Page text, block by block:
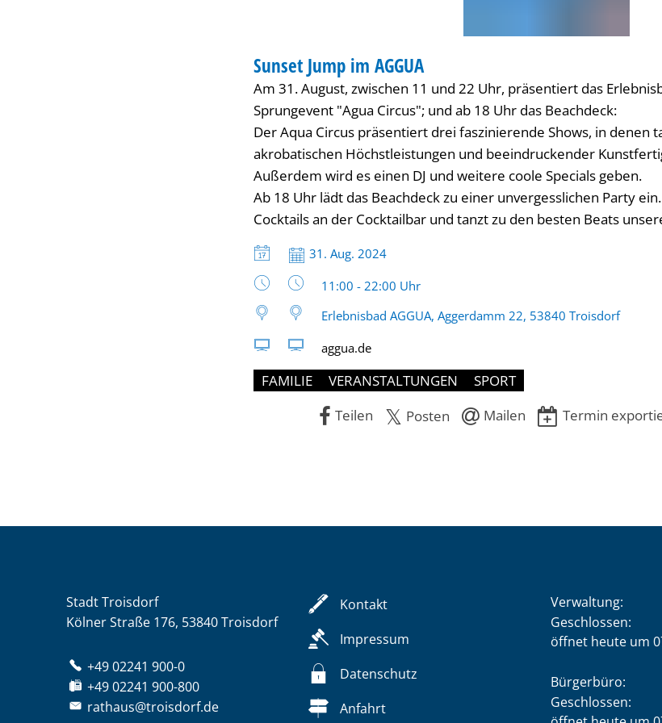
KATEGORIE: KINDER
Sunset Jump im AGGUA
Am 31. August, zwischen 11 und 22 Uhr, präsentiert das
Sprungevent "Agua Circus"; und ab 18 Uhr das Beachdeck:
Der Aqua Circus präsentiert drei faszinierende Shows, in denen
akrobatischen Höchstleistungen und beeindruckender
Außerdem wird es einen DJ und weitere coole Specials geben.
Ab 18 Uhr lädt das Beachdeck zu einer unvergesslichen Party
Cocktails an der Cocktailbar und tanzt zu den besten Beats
Datum:
31. Aug. 2024
Uhrzeit:
11:00 - 22:00 Uhr
Erlebnisbad AGGUA, Aggerdamm 22, 53840 Troisdorf
aggua.de
FAMILIE VERANSTALTUNGEN
SPORT
Teilen
Posten Mailen Termin
Stadt Troisdorf
Kölner Straße 176, 53840 Troisdorf
+49 02241 900-0
+49 02241 900-800
rathaus@troisdorf.de
Kontakt
Impressum
Datenschutz
Anfahrt
Verwaltung:
Klicken, um
Geschlossen:
öffnet heute um
Bürgerbüro:
Klicken, um
Geschlossen: